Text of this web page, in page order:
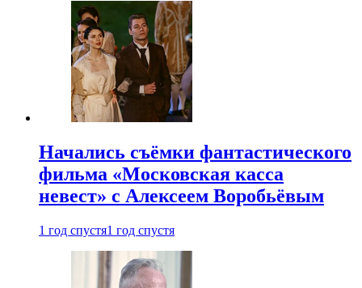
Начались съёмки фантастического
фильма «Московская касса
невест» с Алексеем Воробьёвым
1 год спустя1 год спустя